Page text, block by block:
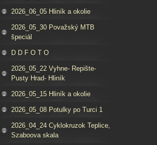
2026_06_05 Hliník a okolie
2026_05_30 Považský MTB
špeciál
D D F O T O
2026_05_22 Vyhne- Repište-
Pusty Hrad- Hliník
2026_05_15 Hliník a okolie
2026_05_08 Potulky po Turci 1
2026_04_24 Cyklokruzok Teplice,
Szaboova skala